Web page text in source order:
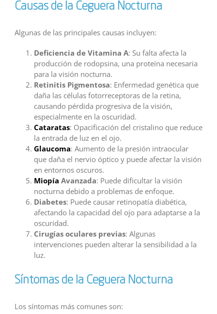
Causas de la Ceguera Nocturna
Algunas de las principales causas incluyen:
Deficiencia de Vitamina A: Su falta afecta la
producción de rodopsina, una proteína necesaria
para la visión nocturna.
Retinitis Pigmentosa: Enfermedad genética que
daña las células fotorreceptoras de la retina,
causando pérdida progresiva de la visión,
especialmente en la oscuridad.
Cataratas: Opacificación del cristalino que reduce
la entrada de luz en el ojo.
Glaucoma: Aumento de la presión intraocular
que daña el nervio óptico y puede afectar la visión
en entornos oscuros.
Miopía Avanzada: Puede dificultar la visión
nocturna debido a problemas de enfoque.
Diabetes: Puede causar retinopatía diabética,
afectando la capacidad del ojo para adaptarse a la
oscuridad.
Cirugías oculares previas: Algunas
intervenciones pueden alterar la sensibilidad a la
luz.
Síntomas de la Ceguera Nocturna
Los síntomas más comunes son: